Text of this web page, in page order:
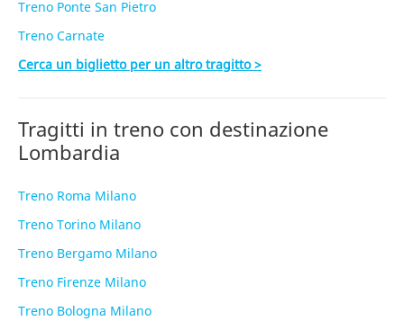
Treno Ponte San Pietro
Treno Carnate
Cerca un biglietto per un altro tragitto >
Tragitti in treno con destinazione
Lombardia
Treno Roma Milano
Treno Torino Milano
Treno Bergamo Milano
Treno Firenze Milano
Treno Bologna Milano